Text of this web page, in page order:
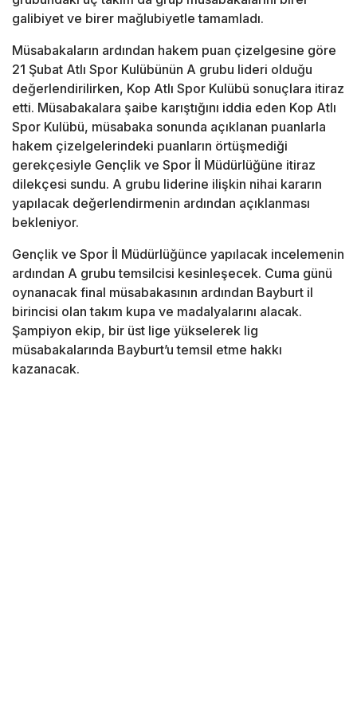
galibiyet ve birer mağlubiyetle tamamladı.
Müsabakaların ardından hakem puan çizelgesine göre
21 Şubat Atlı Spor Kulübünün A grubu lideri olduğu
değerlendirilirken, Kop Atlı Spor Kulübü sonuçlara itiraz
etti. Müsabakalara şaibe karıştığını iddia eden Kop Atlı
Spor Kulübü, müsabaka sonunda açıklanan puanlarla
hakem çizelgelerindeki puanların örtüşmediği
gerekçesiyle Gençlik ve Spor İl Müdürlüğüne itiraz
dilekçesi sundu. A grubu liderine ilişkin nihai kararın
yapılacak değerlendirmenin ardından açıklanması
bekleniyor.
Gençlik ve Spor İl Müdürlüğünce yapılacak incelemenin
ardından A grubu temsilcisi kesinleşecek. Cuma günü
oynanacak final müsabakasının ardından Bayburt il
birincisi olan takım kupa ve madalyalarını alacak.
Şampiyon ekip, bir üst lige yükselerek lig
müsabakalarında Bayburt’u temsil etme hakkı
kazanacak.